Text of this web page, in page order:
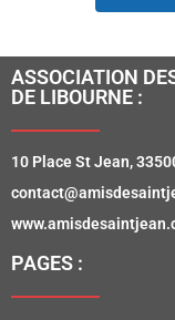
ASSOCIATION
DE LIBOURNE :
10 Place St Jean,
PAGES :